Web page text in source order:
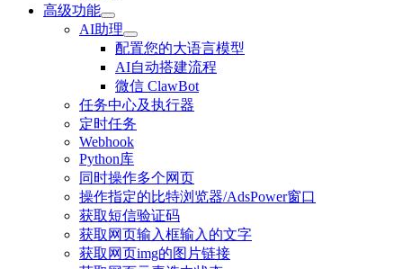
高级功能
AI助理
配置您的大语言模型
AI自动搭建流程
微信 ClawBot
任务中心及执行器
定时任务
Webhook
Python库
同时操作多个网页
操作指定的比特浏览器/AdsPower窗口
获取短信验证码
获取网页输入框输入的文字
获取网页img的图片链接